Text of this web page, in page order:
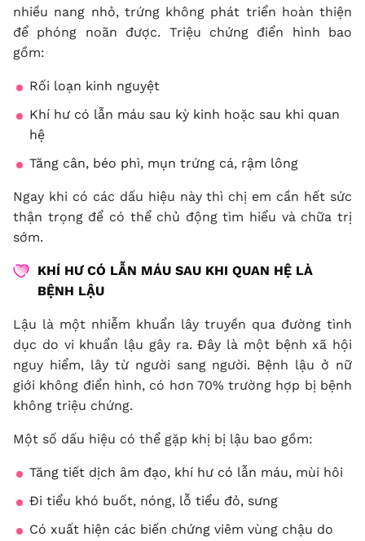
nhiều nang nhỏ, trứng không phát triển hoàn thiện
để phóng noãn được. Triệu chứng điển hình bao
gồm:
Rối loạn kinh nguyệt
Khí hư có lẫn máu sau kỳ kinh hoặc sau khi quan
hệ
Tăng cân, béo phì, mụn trứng cá, rậm lông
Ngay khi có các dấu hiệu này thì chị em cần hết sức
thận trọng để có thể chủ động tìm hiểu và chữa trị
sớm.
KHÍ HƯ CÓ LẪN MÁU SAU KHI QUAN HỆ LÀ
BỆNH LẬU
Lậu là một nhiễm khuẩn lây truyền qua đường tình
dục do vi khuẩn lậu gây ra. Đây là một bệnh xã hội
nguy hiểm, lây từ người sang người. Bệnh lậu ở nữ
giới không điển hình, có hơn 70% trường hợp bị bệnh
không triệu chứng.
Một số dấu hiệu có thể gặp khị bị lậu bao gồm:
Tăng tiết dịch âm đạo, khí hư có lẫn máu, mùi hôi
Đi tiểu khó buốt, nóng, lỗ tiểu đỏ, sưng
Có xuất hiện các biến chứng viêm vùng chậu do